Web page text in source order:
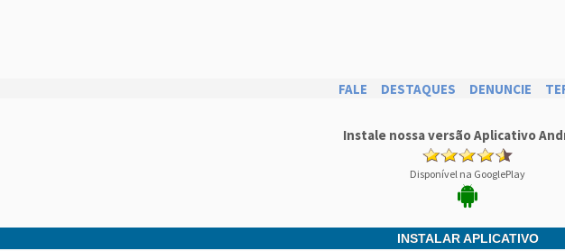
FALE DESTAQUES DENUNCIE
Instale nossa versão Aplicativo
Disponível na GooglePlay
INSTALAR APLICATIVO